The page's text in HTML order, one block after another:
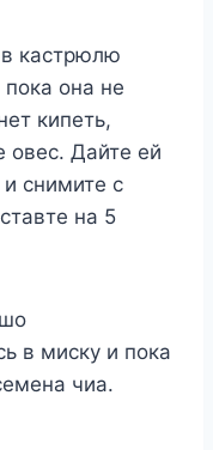
кастрюлю
она не
кипеть,
овес. Дайте ей
снимите с
на 5
в миску и пока
чиа.